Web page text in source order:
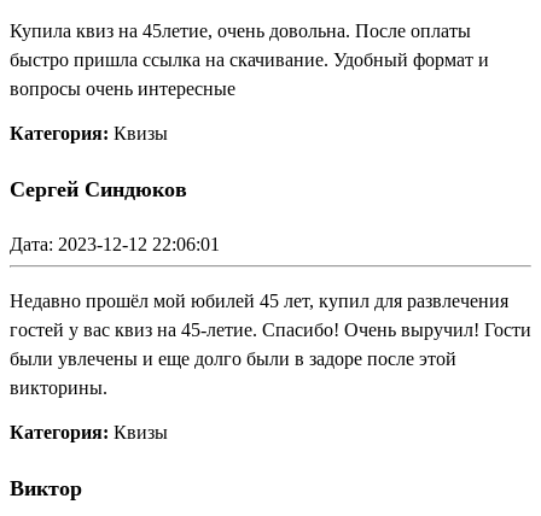
Купила квиз на 45летие, очень довольна. После оплаты
быстро пришла ссылка на скачивание. Удобный формат и
вопросы очень интересные
Категория: Квизы
Сергей Синдюков
Дата: 2023-12-12 22:06:01
Недавно прошёл мой юбилей 45 лет, купил для развлечения
гостей у вас квиз на 45-летие. Спасибо! Очень выручил! Гости
были увлечены и еще долго были в задоре после этой
викторины.
Категория: Квизы
Виктор